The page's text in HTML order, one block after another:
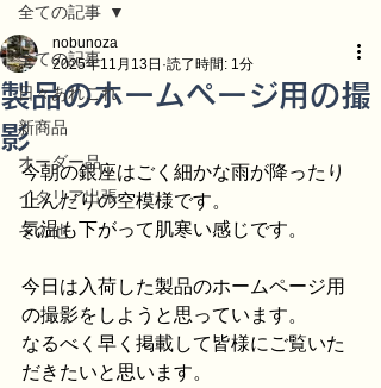
全ての記事
日々あれこれ
新商品
オーダー品
イタリア出張
その他
全ての記事
製品のホームページ用の撮
影
nobunoza
2025年11月13日 読了時間: 1分
今朝の銀座はごく細かな雨が降ったり
止んだりの空模様です。
気温も下がって肌寒い感じです。
今日は入荷した製品のホームページ用
の撮影をしようと思っています。
なるべく早く掲載して皆様にご覧いた
だきたいと思います。